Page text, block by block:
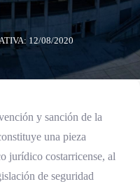
12/08/2020
y sanción de la
una pieza
jurídico costarricense, al
de seguridad